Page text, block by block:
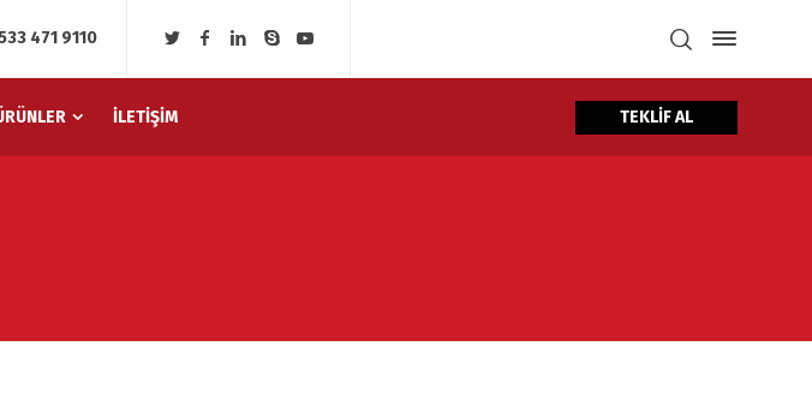
471 9110
İLETİŞİM TEKLİF AL